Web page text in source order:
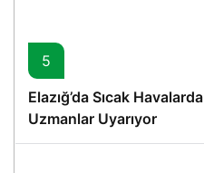
5
Elazığ’da Sıcak
Uzmanlar Uyarıyor